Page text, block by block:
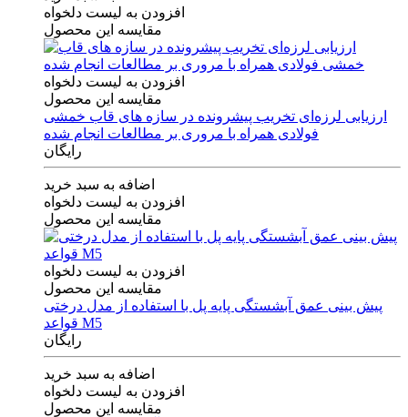
افزودن به لیست دلخواه
مقایسه این محصول
افزودن به لیست دلخواه
مقایسه این محصول
ارزیابی لرزه‌ای تخریب پیشرونده در سازه های قاب خمشی
فولادی همراه با مروری بر مطالعات انجام شده
رایگان
اضافه به سبد خرید
افزودن به لیست دلخواه
مقایسه این محصول
افزودن به لیست دلخواه
مقایسه این محصول
پیش بینی عمق آبشستگی پایه پل با استفاده از مدل درختی
قواعد M5
رایگان
اضافه به سبد خرید
افزودن به لیست دلخواه
مقایسه این محصول